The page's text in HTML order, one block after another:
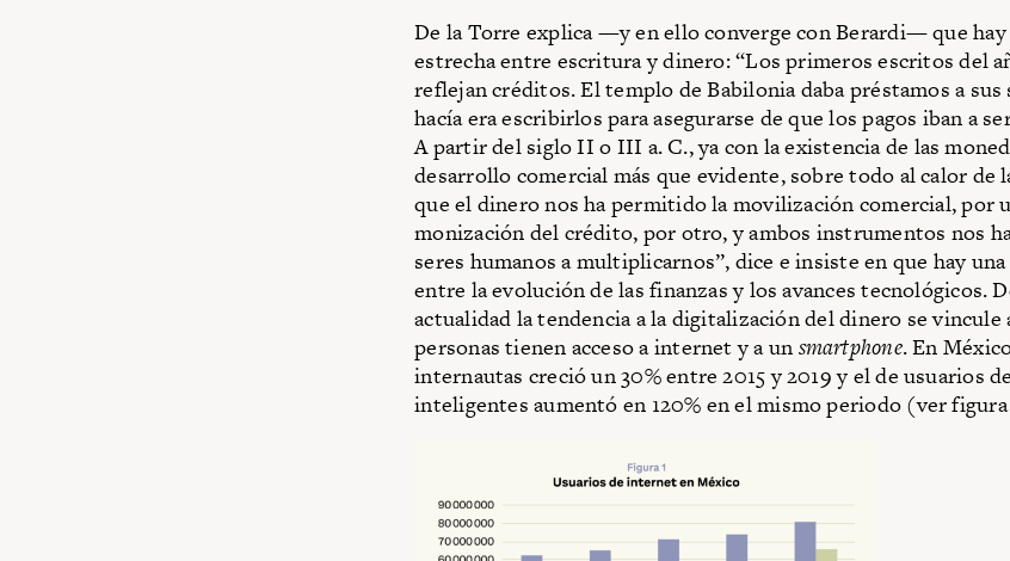
De la Torre explica —y en ello converge con Berardi— que
estrecha entre escritura y dinero: “Los primeros escritos del
reflejan créditos. El templo de Babilonia daba préstamos a
hacía era escribirlos para asegurarse de que los pagos iban a
A partir del siglo II o III a. C., ya con la existencia de las
desarrollo comercial más que evidente, sobre todo al calor de
que el dinero nos ha permitido la movilización comercial, por
monización del crédito, por otro, y ambos instrumentos nos
seres humanos a multiplicarnos”, dice e insiste en que hay
entre la evolución de las fi­nanzas y los avances tecnológicos.
actualidad la tendencia a la digitalización del dinero se vincule
personas tienen acceso a internet y a un smartphone. En
internautas creció un 30% entre 2015 y 2019 y el de usuarios
inteligentes aumentó en 120% en el mismo periodo (ver figura